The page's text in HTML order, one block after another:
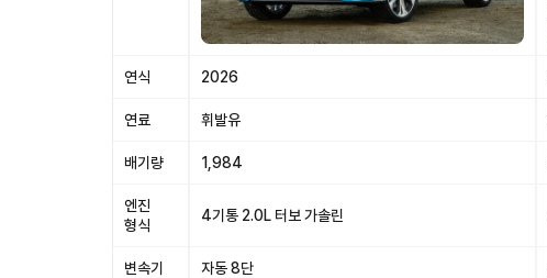
연식 2026
연료 휘발유
배기량 1,984
엔진
형식
4기통 2.0L 터보 가솔린
변속기 자동 8단